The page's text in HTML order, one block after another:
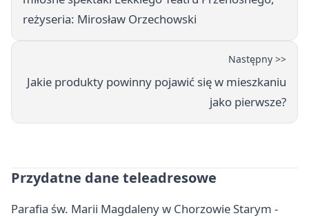
reżyseria: Mirosław Orzechowski
Następny >>
Jakie produkty powinny pojawić się w mieszkaniu
jako pierwsze?
Przydatne dane teleadresowe
Parafia św. Marii Magdaleny w Chorzowie Starym -